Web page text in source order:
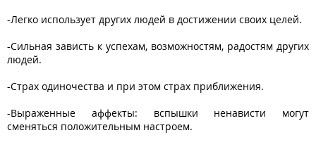
-Легко использует других людей в достижении своих целей.
-Сильная зависть к успехам, возможностям, радостям других
людей.
-Страх одиночества и при этом страх приближения.
-Выраженные аффекты: вспышки ненависти могут
сменяться положительным настроем.